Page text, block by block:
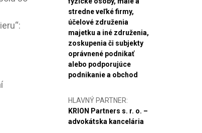
stredne veľké firmy,
účelové združenia
majetku a iné združenia,
zoskupenia či subjekty
oprávnené podnikať
alebo podporujúce
podnikanie a obchod
HLAVNÝ PARTNER:
KRION Partners s. r. o. –
advokátska kancelária